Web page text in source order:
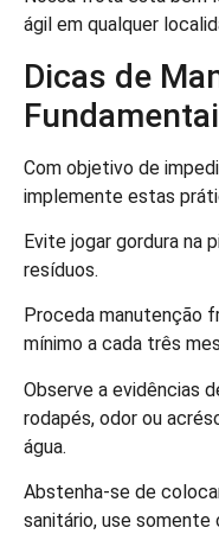
ágil em qualquer
Dicas de
Com objetivo de
implemente estas
Evite jogar gordura na
resíduos.
Proceda manutenção
mínimo a cada três
Observe a evidências
rodapés, odor ou
água.
Abstenha-se de
sanitário, use somente